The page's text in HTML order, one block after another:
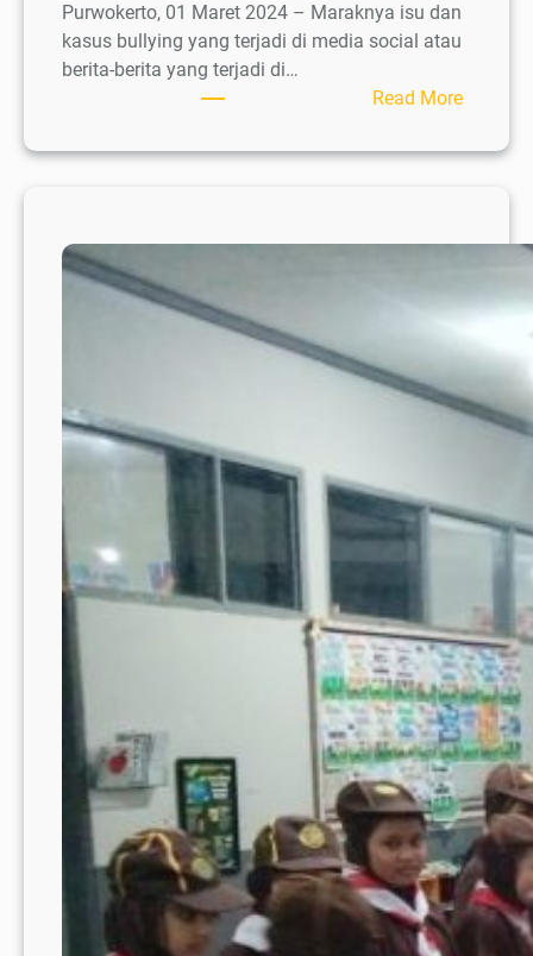
Purwokerto, 01 Maret 2024 – Maraknya isu dan
kasus bullying yang terjadi di media social atau
berita-berita yang terjadi di…
Read More:
Tokoh
BK”